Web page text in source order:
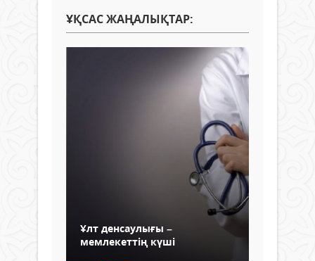
ҰҚСАС ЖАҢАЛЫҚТАР:
Ұлт денсаулығы –
мемлекеттің күші